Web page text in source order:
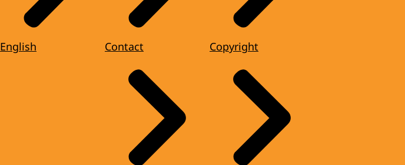
English Contact Copyright